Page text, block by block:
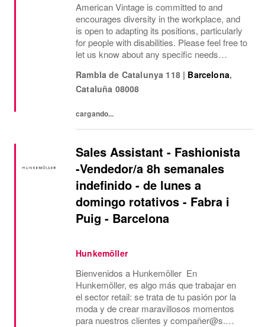
American Vintage is committed to and
encourages diversity in the workplace, and
is open to adapting its positions, particularly
for people with disabilities. Please feel free to
let us know about any specific needs
can provide the most suitable...
Rambla de Catalunya 118 | Barcelona,
Cataluña 08008
cargando...
Sales Assistant - Fashionista
-Vendedor/a 8h semanales
indefinido - de lunes a
domingo rotativos - Fabra i
Puig - Barcelona
Hunkemöller
Bienvenidos a Hunkemöller En
Hunkemöller, es algo más que trabajar en
el sector retail: se trata de tu pasión por la
moda y de crear maravillosos momentos
para nuestros clientes y compañer@s.